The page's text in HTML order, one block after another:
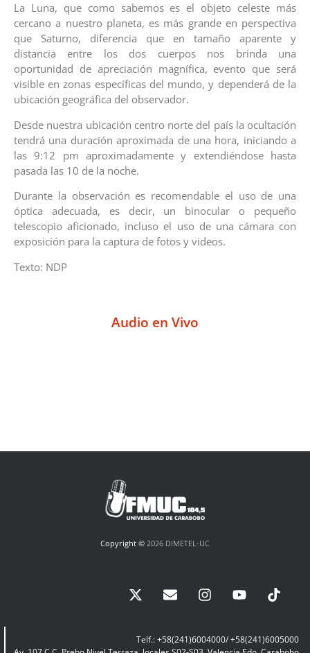
La Luna, que como sabemos es el objeto celeste más
cercano a nuestro planeta, es más grande en perspectiva
que Saturno, diferencia que en tamaño aparente y
distancia entre los dos cuerpos nos brinda una
oportunidad de apreciación magnífica, evento que será
visible en zonas específicas del mundo, y dependerá de la
ubicación geográfica del observador.
Desde nuestra ubicación centro norte del país la ocultación
tendrá una duración aproximada de una hora, iniciando a
las 9:12 pm aproximadamente y extendiéndose hasta
pasada las 10 de la noche.
Durante la observación es recomendable el uso de una
óptica adecuada, es decir, un binocular o pequeño
telescopio aficionado, incluso el uso de una cámara con
exposición para la captura de fotos y videos.
Texto: NDP
Audio en Vivo
Copyright © 2026 DIMETEL-UC
Telf.: +58(241)6004000/ +58(241)6005000